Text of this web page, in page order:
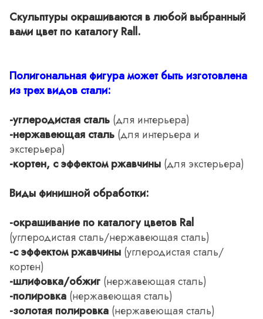
Скульптуры окрашиваются в любой выбранный
вами цвет по каталогу Rall.
Полигональная фигура может быть изготовлена
из трех видов стали:
-углеродистая сталь (для интерьера)
-нержавеющая сталь (для интерьера и
экстерьера)
-кортен, с эффектом ржавчины (для экстерьера)
Виды финишной обработки:
-окрашивание по каталогу цветов Ral
(углеродистая сталь/нержавеющая сталь)
-с эффектом ржавчины (углеродистая сталь/
кортен)
-шлифовка/обжиг (нержавеющая сталь)
-полировка (нержавеющая сталь)
-золотая полировка (нержавеющая сталь)